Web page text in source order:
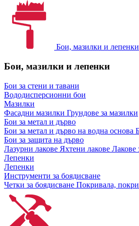
Бои, мазилки и лепенки
Бои, мазилки и лепенки
Бои за стени и тавани
Вододисперсионни бои
Мазилки
Фасадни мазилки Грундове за мазилки
Бои за метал и дърво
Бои за метал и дърво на водна основа
Бои за защита на дърво
Лазурни лакове Яхтени лакове Лакове
Лепенки
Лепенки
Инструменти за боядисване
Четки за боядисване Покривала,